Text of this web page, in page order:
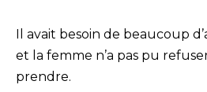
Il avait besoin de beaucoup
et la femme n’a pas pu
prendre.